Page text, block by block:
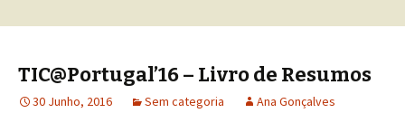
TIC@Portugal’16 – Livro de Resumos
30 Junho, 2016 Sem categoria Ana Gonçalves